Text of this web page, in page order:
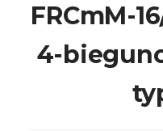
FRCmM-
4-